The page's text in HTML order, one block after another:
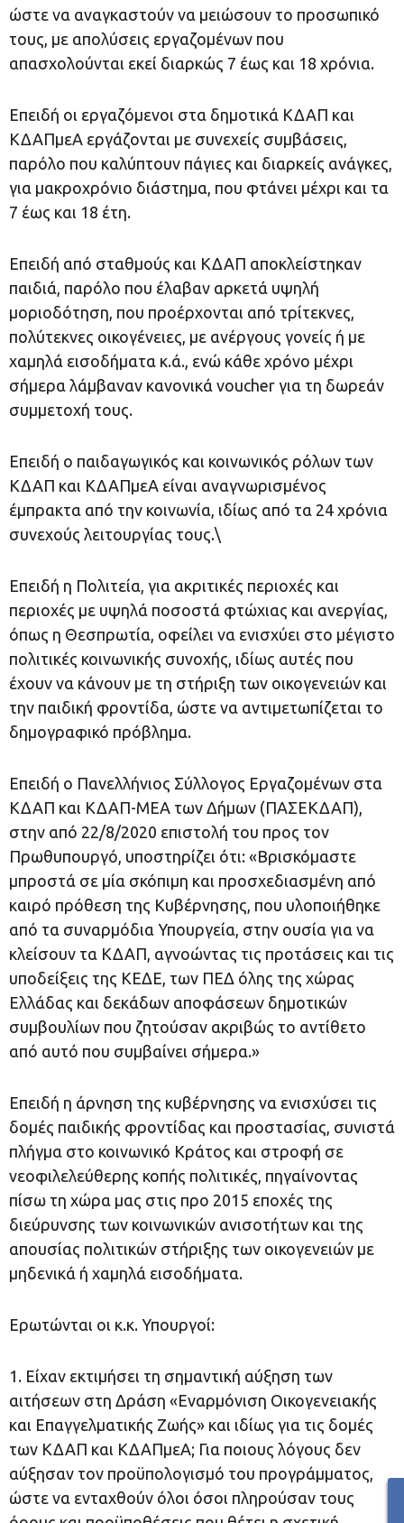
ώστε να αναγκαστούν να μειώσουν το προσωπικό
τους, με απολύσεις εργαζομένων που
απασχολούνται εκεί διαρκώς 7 έως και 18 χρόνια.
Επειδή οι εργαζόμενοι στα δημοτικά ΚΔΑΠ και
ΚΔΑΠμεΑ εργάζονται με συνεχείς συμβάσεις,
παρόλο που καλύπτουν πάγιες και διαρκείς ανάγκες,
για μακροχρόνιο διάστημα, που φτάνει μέχρι και τα
7 έως και 18 έτη.
Επειδή από σταθμούς και ΚΔΑΠ αποκλείστηκαν
παιδιά, παρόλο που έλαβαν αρκετά υψηλή
μοριοδότηση, που προέρχονται από τρίτεκνες,
πολύτεκνες οικογένειες, με ανέργους γονείς ή με
χαμηλά εισοδήματα κ.ά., ενώ κάθε χρόνο μέχρι
σήμερα λάμβαναν κανονικά voucher για τη δωρεάν
συμμετοχή τους.
Επειδή ο παιδαγωγικός και κοινωνικός ρόλων των
ΚΔΑΠ και ΚΔΑΠμεΑ είναι αναγνωρισμένος
έμπρακτα από την κοινωνία, ιδίως από τα 24 χρόνια
συνεχούς λειτουργίας τους.\
Επειδή η Πολιτεία, για ακριτικές περιοχές και
περιοχές με υψηλά ποσοστά φτώχιας και ανεργίας,
όπως η Θεσπρωτία, οφείλει να ενισχύει στο μέγιστο
πολιτικές κοινωνικής συνοχής, ιδίως αυτές που
έχουν να κάνουν με τη στήριξη των οικογενειών και
την παιδική φροντίδα, ώστε να αντιμετωπίζεται το
δημογραφικό πρόβλημα.
Επειδή ο Πανελλήνιος Σύλλογος Εργαζομένων στα
ΚΔΑΠ και ΚΔΑΠ-ΜΕΑ των Δήμων (ΠΑΣΕΚΔΑΠ),
στην από 22/8/2020 επιστολή του προς τον
Πρωθυπουργό, υποστηρίζει ότι: «Βρισκόμαστε
μπροστά σε μία σκόπιμη και προσχεδιασμένη από
καιρό πρόθεση της Κυβέρνησης, που υλοποιήθηκε
από τα συναρμόδια Υπουργεία, στην ουσία για να
κλείσουν τα ΚΔΑΠ, αγνοώντας τις προτάσεις και τις
υποδείξεις της ΚΕΔΕ, των ΠΕΔ όλης της χώρας
Ελλάδας και δεκάδων αποφάσεων δημοτικών
συμβουλίων που ζητούσαν ακριβώς το αντίθετο
από αυτό που συμβαίνει σήμερα.»
Επειδή η άρνηση της κυβέρνησης να ενισχύσει τις
δομές παιδικής φροντίδας και προστασίας, συνιστά
πλήγμα στο κοινωνικό Κράτος και στροφή σε
νεοφιλελεύθερης κοπής πολιτικές, πηγαίνοντας
πίσω τη χώρα μας στις προ 2015 εποχές της
διεύρυνσης των κοινωνικών ανισοτήτων και της
απουσίας πολιτικών στήριξης των οικογενειών με
μηδενικά ή χαμηλά εισοδήματα.
Ερωτώνται οι κ.κ. Υπουργοί:
1. Είχαν εκτιμήσει τη σημαντική αύξηση των
αιτήσεων στη Δράση «Εναρμόνιση Οικογενειακής
και Επαγγελματικής Ζωής» και ιδίως για τις δομές
των ΚΔΑΠ και ΚΔΑΠμεΑ; Για ποιους λόγους δεν
αύξησαν τον προϋπολογισμό του προγράμματος,
ώστε να ενταχθούν όλοι όσοι πληρούσαν τους